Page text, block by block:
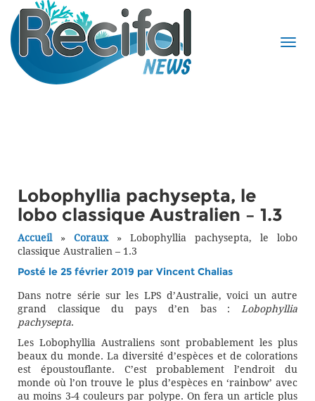
Lobophyllia pachysepta, le
lobo classique Australien – 1.3
Accueil» Coraux» Lobophyllia pachysepta, le lobo
classique Australien – 1.3
Posté le 25 février 2019 par Vincent Chalias
Dans notre série sur les LPS d’Australie, voici un autre
grand classique du pays d’en bas : Lobophyllia
pachysepta.
Les Lobophyllia Australiens sont probablement les plus
beaux du monde. La diversité d’espèces et de colorations
est époustouflante. C’est probablement l’endroit du
monde où l’on trouve le plus d’espèces en ‘rainbow’ avec
au moins 3-4 couleurs par polype. On fera un article plus